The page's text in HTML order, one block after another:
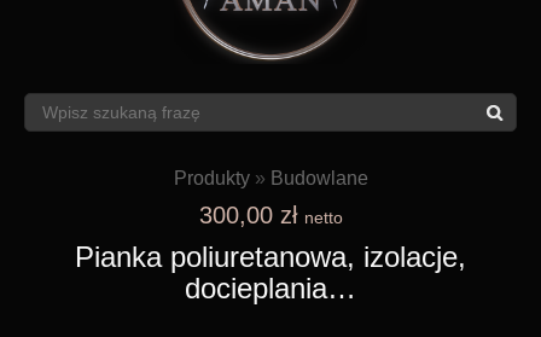
Produkty» Budowlane
300,00 zł netto
Pianka poliuretanowa, izolacje,
docieplania…